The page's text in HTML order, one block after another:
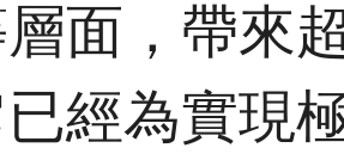
面，帶來
經為實現